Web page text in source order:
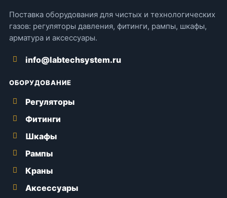
Поставка оборудования для чистых и технологических
газов: регуляторы давления, фитинги, рампы, шкафы,
арматура и аксессуары.
info@labtechsystem.ru
ОБОРУДОВАНИЕ
Регуляторы
Фитинги
Шкафы
Рампы
Краны
Аксессуары